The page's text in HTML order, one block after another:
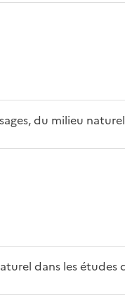
du milieu
dans les études